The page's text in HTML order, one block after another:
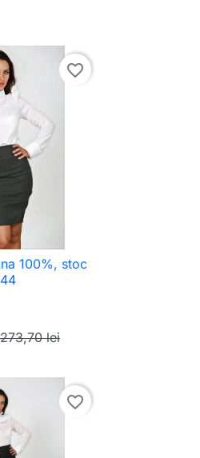
favorite_border
100%, stoc
273,70 lei
favorite_border